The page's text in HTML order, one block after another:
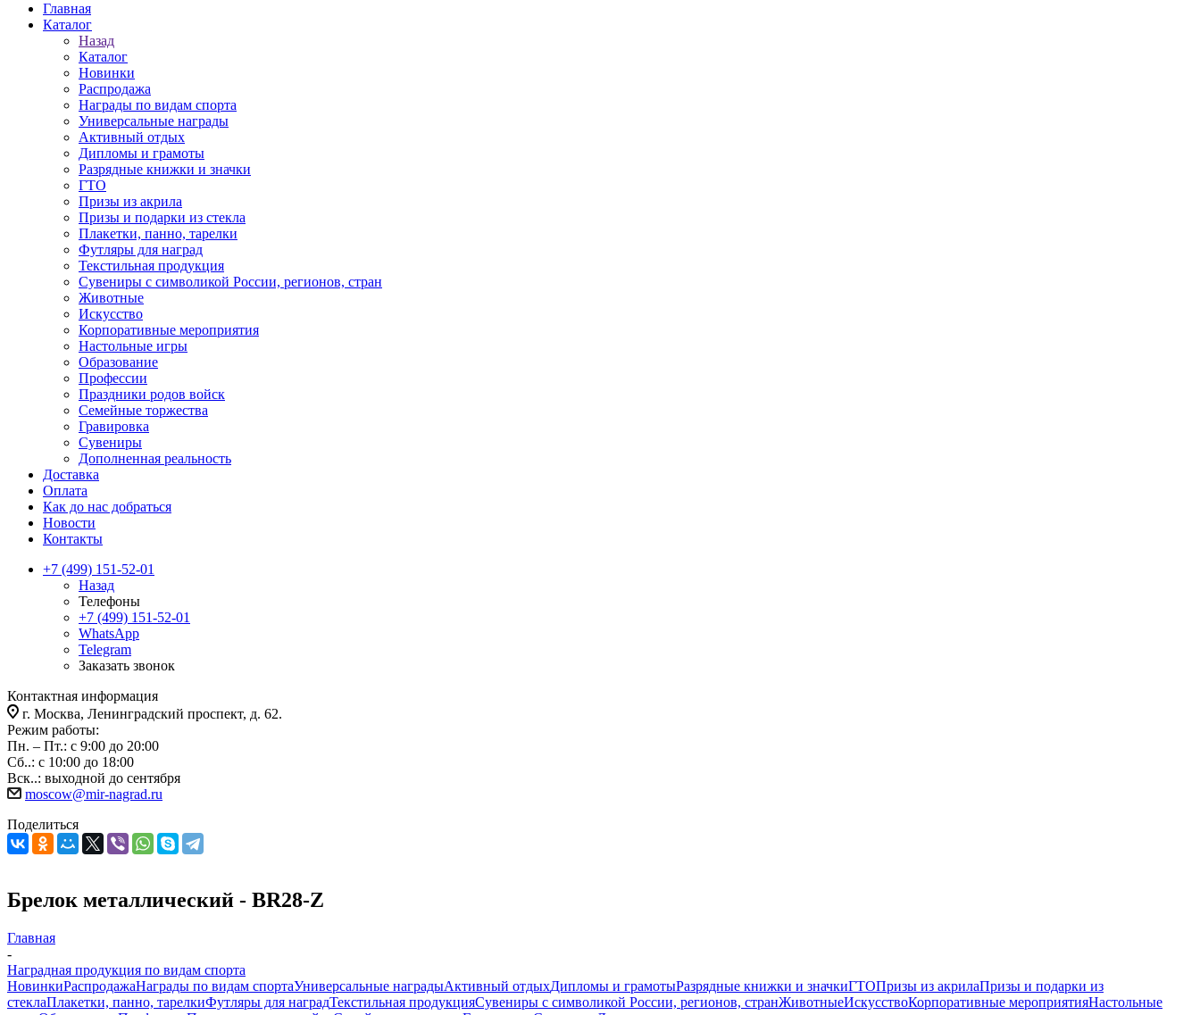
Главная
Каталог
Назад
Каталог
Новинки
Распродажа
Награды по видам спорта
Универсальные награды
Активный отдых
Дипломы и грамоты
Разрядные книжки и значки
ГТО
Призы из акрила
Призы и подарки из стекла
Плакетки, панно, тарелки
Футляры для наград
Текстильная продукция
Сувениры с символикой России, регионов, стран
Животные
Искусство
Корпоративные мероприятия
Настольные игры
Образование
Профессии
Праздники родов войск
Семейные торжества
Гравировка
Сувениры
Дополненная реальность
Доставка
Оплата
Как до нас добраться
Новости
Контакты
+7 (499) 151-52-01
Назад
Телефоны
+7 (499) 151-52-01
WhatsApp
Telegram
Заказать звонок
Контактная информация
г. Москва, Ленинградский проспект, д. 62.
Режим работы:
Пн. – Пт.: с 9:00 до 20:00
Сб..: с 10:00 до 18:00
Вск..: выходной до сентября
moscow@mir-nagrad.ru
Поделиться
Брелок металлический - BR28-Z
Главная
-
Наградная продукция по видам спорта
НовинкиРаспродажаНаграды по видам спортаУниверсальные наградыАктивный отдыхДипломы и грамотыРазрядные книжки и значкиГТОПризы из акрилаПризы и подарки из
стеклаПлакетки, панно, тарелкиФутляры для наградТекстильная продукцияСувениры с символикой России, регионов, странЖивотныеИскусствоКорпоративные мероприятияНастольные